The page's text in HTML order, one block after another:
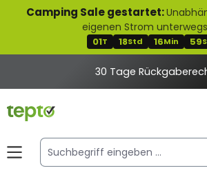
springen
Camping Sale gestartet:
eigenen Strom unterwegs
01T 18Std 16Min 59
30 Tage